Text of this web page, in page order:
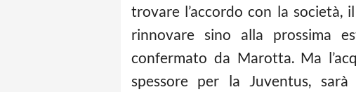
trovare l’accordo con la società,
rinnovare sino alla prossima
confermato da Marotta. Ma
spessore per la Juventus, sarà